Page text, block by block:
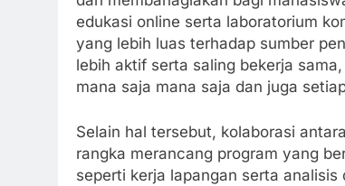
edukasi online serta laboratorium
yang lebih luas terhadap sumber
lebih aktif serta saling bekerja
mana saja mana saja dan juga
Selain hal tersebut, kolaborasi
rangka merancang program yang
seperti kerja lapangan serta